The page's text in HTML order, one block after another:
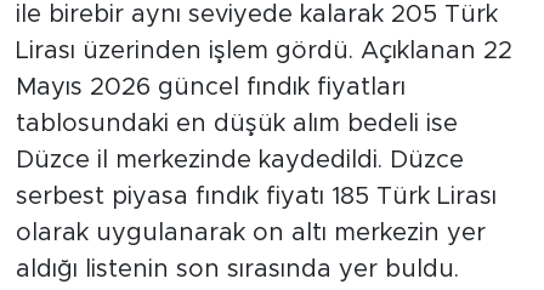
ile birebir aynı seviyede kalarak 205 Türk
Lirası üzerinden işlem gördü. Açıklanan 22
Mayıs 2026 güncel fındık fiyatları
tablosundaki en düşük alım bedeli ise
Düzce il merkezinde kaydedildi. Düzce
serbest piyasa fındık fiyatı 185 Türk Lirası
olarak uygulanarak on altı merkezin yer
aldığı listenin son sırasında yer buldu.